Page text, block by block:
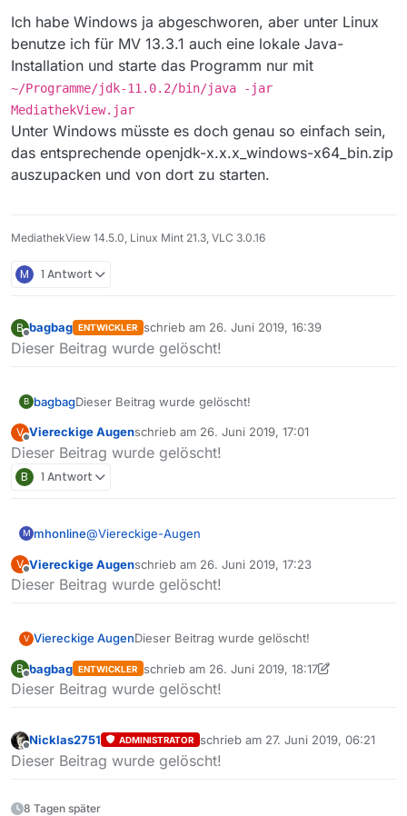
Ich habe Windows ja abgeschworen, aber unter Linux
benutze ich für MV 13.3.1 auch eine lokale Java-
Installation und starte das Programm nur mit
~/Programme/jdk-11.0.2/bin/java -jar
MediathekView.jar
Unter Windows müsste es doch genau so einfach sein,
das entsprechende openjdk-x.x.x_windows-x64_bin.zip
auszupacken und von dort zu starten.
MediathekView 14.5.0, Linux Mint 21.3, VLC 3.0.16
M 1 Antwort
B
Offline
bagbag ENTWICKLER schrieb am 26. Juni 2019, 16:39
zuletzt editiert von
Dieser Beitrag wurde gelöscht!
B bagbagDieser Beitrag wurde gelöscht!
V
Offline
Viereckige Augenschrieb am 26. Juni 2019, 17:01
zuletzt editiert von
Dieser Beitrag wurde gelöscht!
B 1 Antwort
M mhonline@Viereckige-Augen
Interessant, hat mit der ursprünglichen Frage aber
leider nichts zu tun, die nämlich war:
m.
V
Offline
Viereckige Augenschrieb am 26. Juni 2019, 17:23
zuletzt editiert von
Dieser Beitrag wurde gelöscht!
V Viereckige AugenDieser Beitrag wurde gelöscht!
B
Offline
bagbag ENTWICKLER schrieb am 26. Juni 2019, 18:17
zuletzt editiert von bagbag
Dieser Beitrag wurde gelöscht!
Offline
Nicklas2751 ADMINISTRATOR schrieb am 27. Juni 2019, 06:21
zuletzt editiert von
Dieser Beitrag wurde gelöscht!
8 Tagen später